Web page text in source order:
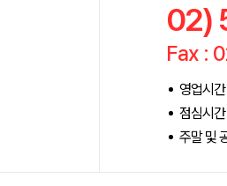
02)
Fax :
영업시
점심시
주말 및